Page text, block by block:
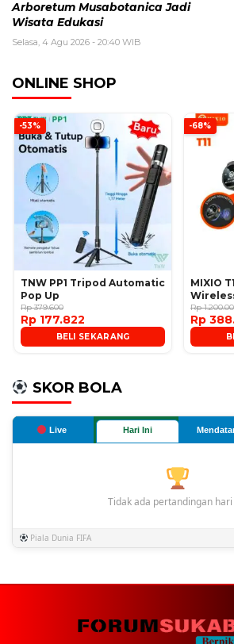
Arboretum Musabotanica Jadi
Wisata Edukasi
Selasa, 4 Agu 2026 - 20:40 WIB
ONLINE SHOP
-53%
TNW PP1 Tripod Automatic
Pop Up
Rp 379.600
Rp 177.822
BELI SEKARANG
-68%
MIXIO
Rp
Rp
SKOR BOLA
Live Hari Ini
Tidak ada pertandingan hari
Piala Dunia FIFA